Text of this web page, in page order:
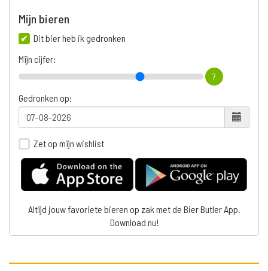
Mijn bieren
Dit bier heb ik gedronken
Mijn cijfer:
7
Gedronken op:
Zet op mijn wishlist
Altijd jouw favoriete bieren op zak met de Bier Butler App.
Download nu!